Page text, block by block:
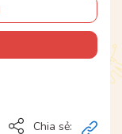
Chia sẻ: